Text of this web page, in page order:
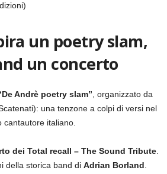
un poetry slam,
un concerto
Andrè poetry slam”, organizzato da
una tenzone a colpi di versi nel
cantautore italiano.
dei Total recall – The Sound Tribute.
della storica band di Adrian Borland.